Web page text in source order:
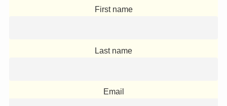
First name
Last name
Email